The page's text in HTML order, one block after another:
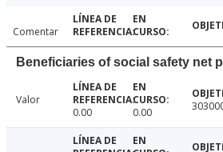
Comentar
Beneficiaries of social safety net
Valor
0.00
0.00